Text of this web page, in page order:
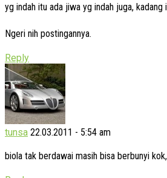
yg indah itu ada jiwa yg indah juga,
Ngeri nih postingannya.
Reply
tunsa 22.03.2011 - 5:54 am
biola tak berdawai masih bisa berbunyi